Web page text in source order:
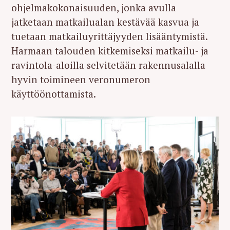
ohjelmakokonaisuuden, jonka avulla
jatketaan matkailualan kestävää kasvua ja
tuetaan matkailuyrittäjyyden lisääntymistä.
Harmaan talouden kitkemiseksi matkailu- ja
ravintola-aloilla selvitetään rakennusalalla
hyvin toimineen veronumeron
käyttöönottamista.